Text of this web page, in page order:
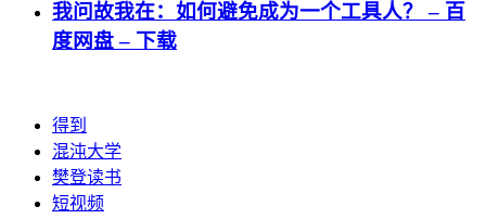
我问故我在：如何避免成为一个工具人？ – 百
度网盘 – 下载
得到
混沌大学
樊登读书
短视频